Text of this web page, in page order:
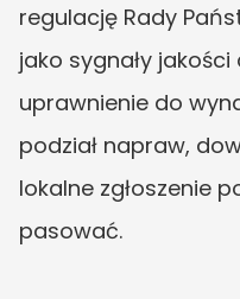
regulację Rady
jako sygnały
uprawnienie do
podział napraw,
lokalne zgłoszenie
pasować.